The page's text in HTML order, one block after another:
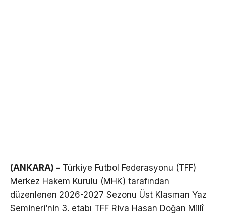
(ANKARA) – Türkiye Futbol Federasyonu (TFF)
Merkez Hakem Kurulu (MHK) tarafından
düzenlenen 2026-2027 Sezonu Üst Klasman Yaz
Semineri’nin 3. etabı TFF Riva Hasan Doğan Millî